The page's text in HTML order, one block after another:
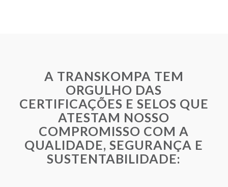
A TRANSKOMPA TEM
ORGULHO DAS
CERTIFICAÇÕES E SELOS QUE
ATESTAM NOSSO
COMPROMISSO COM A
QUALIDADE, SEGURANÇA E
SUSTENTABILIDADE: